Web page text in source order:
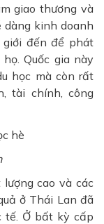
giao thương và
kinh doanh
đến để phát
Quốc gia này
học mà còn rất
tài chính, công
cao và các
ở Thái Lan đã
tế. Ở bất kỳ cấp